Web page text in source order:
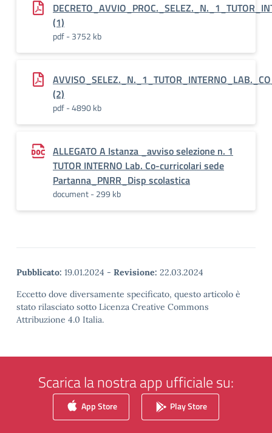
(1)
pdf - 3752 kb
(2)
pdf - 4890 kb
ALLEGATO A Istanza _avviso selezione n. 1
TUTOR INTERNO Lab. Co-curricolari sede
Partanna_PNRR_Disp scolastica
document - 299 kb
Pubblicato: 19.01.2024 - Revisione: 22.03.2024
Eccetto dove diversamente specificato, questo articolo è
stato rilasciato sotto Licenza Creative Commons
Attribuzione 4.0 Italia.
Scarica la nostra app ufficiale su:
App Store Play Store